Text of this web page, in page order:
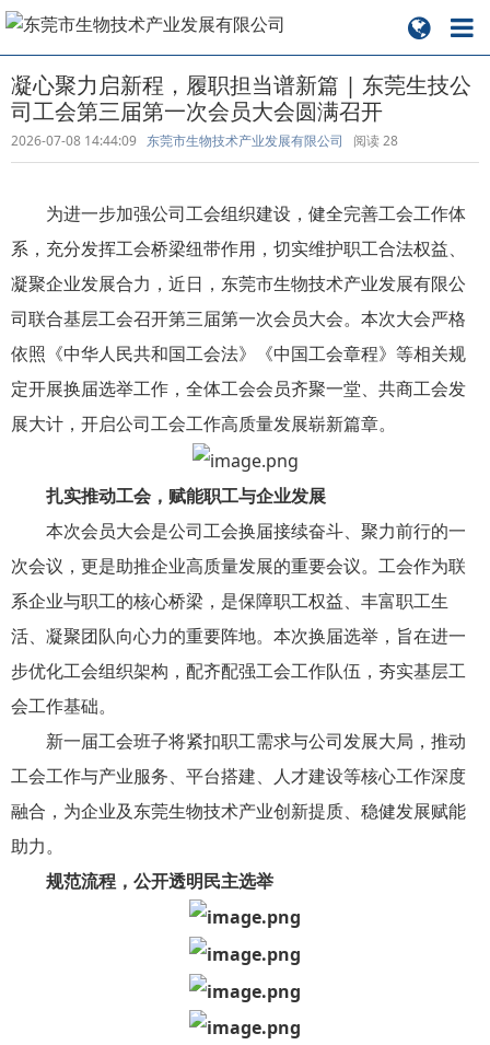
凝心聚力启新程，履职担当谱新篇 | 东莞生技公
司工会第三届第一次会员大会圆满召开
2026-07-08 14:44:09 东莞市生物技术产业发展有限公司 阅读28
为进一步加强公司工会组织建设，健全完善工会工作体
系，充分发挥工会桥梁纽带作用，切实维护职工合法权益、
凝聚企业发展合力，近日，东莞市生物技术产业发展有限公
司联合基层工会召开第三届第一次会员大会。本次大会严格
依照《中华人民共和国工会法》《中国工会章程》等相关规
定开展换届选举工作，全体工会会员齐聚一堂、共商工会发
展大计，开启公司工会工作高质量发展崭新篇章。
扎实推动工会，赋能职工与企业发展
本次会员大会是公司工会换届接续奋斗、聚力前行的一
次会议，更是助推企业高质量发展的重要会议。工会作为联
系企业与职工的核心桥梁，是保障职工权益、丰富职工生
活、凝聚团队向心力的重要阵地。本次换届选举，旨在进一
步优化工会组织架构，配齐配强工会工作队伍，夯实基层工
会工作基础。
新一届工会班子将紧扣职工需求与公司发展大局，推动
工会工作与产业服务、平台搭建、人才建设等核心工作深度
融合，为企业及东莞生物技术产业创新提质、稳健发展赋能
助力。
规范流程，公开透明民主选举